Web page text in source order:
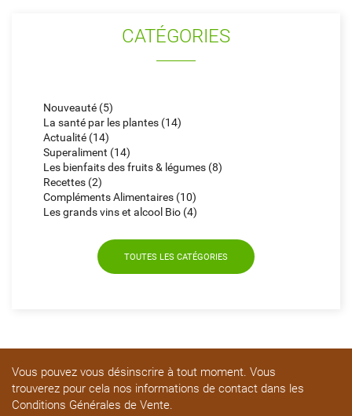
CATÉGORIES
Nouveauté (5)
La santé par les plantes (14)
Actualité (14)
Superaliment (14)
Les bienfaits des fruits & légumes (8)
Recettes (2)
Compléments Alimentaires (10)
Les grands vins et alcool Bio (4)
TOUTES LES CATÉGORIES
Vous pouvez vous désinscrire à tout moment. Vous
trouverez pour cela nos informations de contact dans les
Conditions Générales de Vente.